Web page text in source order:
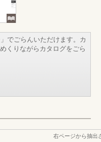
でごらんいただけます。カ
くりながらカタログをごら
右ページから抽出